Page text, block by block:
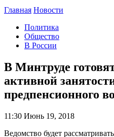
Главная Новости
Политика
Общество
В России
В Минтруде
активной
предпенсионного
11:30 Июнь 19, 2018
Ведомство будет